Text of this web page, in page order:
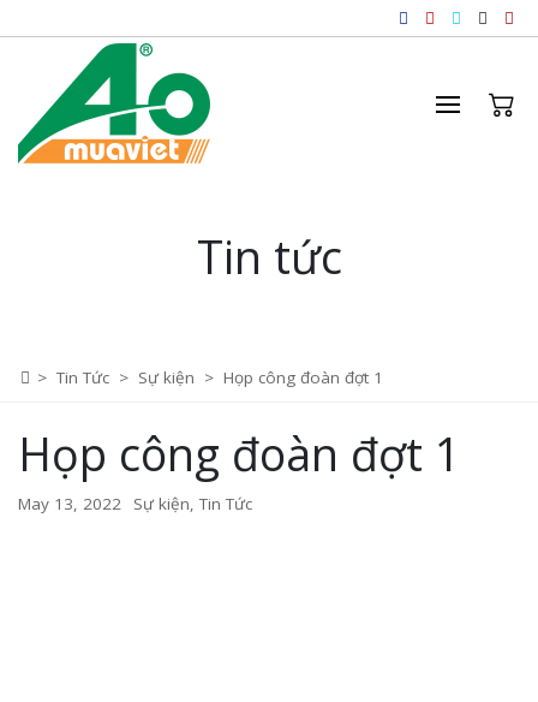
Tin tức
> Tin Tức > Sự kiện > Họp công đoàn đợt 1
Họp công đoàn đợt 1
May 13, 2022 Sự kiện,Tin Tức